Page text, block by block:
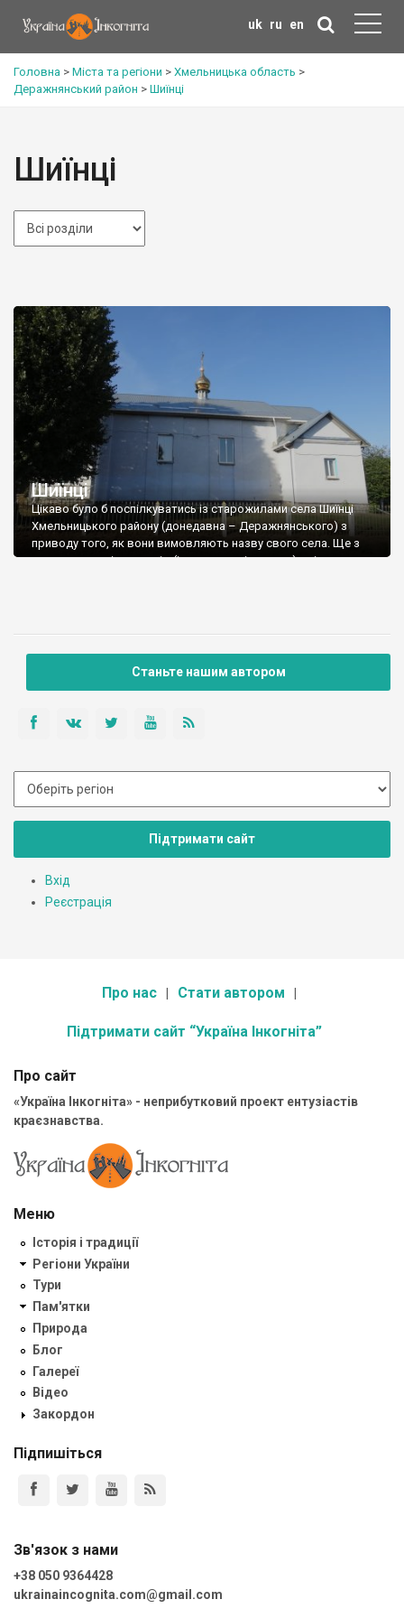
uk ru en
Головна > Міста та регіони > Хмельницька область >
Деражнянський район > Шиїнці
Шиїнці
Шиїнці
Цікаво було б поспілкуватись із старожилами села Шиїнці
Хмельницького району (донедавна – Деражнянського) з
приводу того, як вони вимовляють назву свого села. Ще з
польських часів, топонім (і написання, і вимова) змінювався,
Станьте нашим автором
Підтримати сайт
Вхід
Реєстрація
Про нас Стати автором
Підтримати сайт “Україна Інкогніта”
Про сайт
«Україна Інкогніта» - неприбутковий проект ентузіастів
краєзнавства.
Меню
Історія і традиції
Регіони України
Тури
Пам'ятки
Природа
Блог
Галереї
Відео
Закордон
Підпишіться
Зв'язок з нами
+38 050 9364428
ukrainaincognita.com@gmail.com